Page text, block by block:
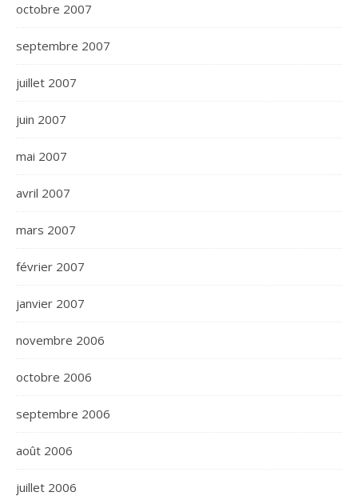
octobre 2007
septembre 2007
juillet 2007
juin 2007
mai 2007
avril 2007
mars 2007
février 2007
janvier 2007
novembre 2006
octobre 2006
septembre 2006
août 2006
juillet 2006